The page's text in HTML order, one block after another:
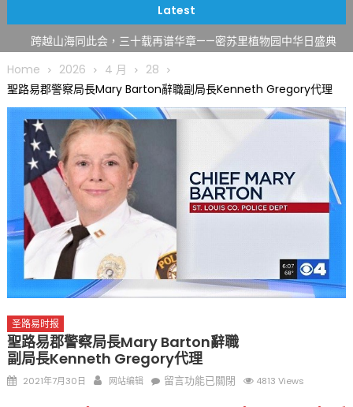
Latest
跨越山海同此会，三十载再谱华章——密苏里植物园中华日盛典
圆满举行
圣路易龙舟俱乐部5月16日龙舟体验日 邀请各界亲身体验划行乐
趣 + 水上竞速魅力
三十二载跨越时空的相逢
执掌密苏里植物园近四十年 致力推动全球植物多样性研究与中美
合作 Peter Raven 博士逝世 享年89岁
一晃三十年，初夏又相逢。中华日，等你来赴约 —— 密苏里植物
园“中华日三十周年特别报道（五）
筝声与琴韵交汇：刘励(Li Statler)与钢琴家Darek演绎一场古筝
与钢琴的精彩对话
Home 2026 4 月
28
聖路易郡警察局長Mary Barton辭職副局長Kenneth Gregory代理
圣路易时报
聖路易郡警察局長Mary Barton辭職
副局長Kenneth Gregory代理
Posted
2021年7月30日 Author
网站编辑
在
留言功能已關閉 4813 Views